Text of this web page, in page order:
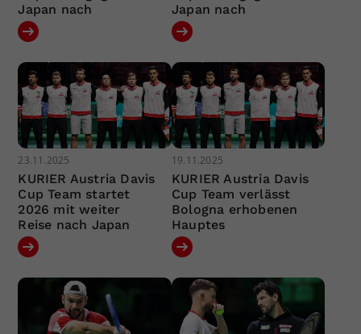
Japan nach
Japan nach
23.11.2025
KURIER Austria Davis
Cup Team startet
2026 mit weiter
Reise nach Japan
19.11.2025
KURIER Austria Davis
Cup Team verlässt
Bologna erhobenen
Hauptes